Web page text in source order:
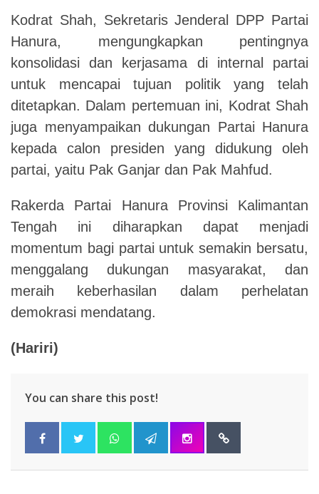
Kodrat Shah, Sekretaris Jenderal DPP Partai
Hanura, mengungkapkan pentingnya
konsolidasi dan kerjasama di internal partai
untuk mencapai tujuan politik yang telah
ditetapkan. Dalam pertemuan ini, Kodrat Shah
juga menyampaikan dukungan Partai Hanura
kepada calon presiden yang didukung oleh
partai, yaitu Pak Ganjar dan Pak Mahfud.
Rakerda Partai Hanura Provinsi Kalimantan
Tengah ini diharapkan dapat menjadi
momentum bagi partai untuk semakin bersatu,
menggalang dukungan masyarakat, dan
meraih keberhasilan dalam perhelatan
demokrasi mendatang.
(Hariri)
You can share this post!